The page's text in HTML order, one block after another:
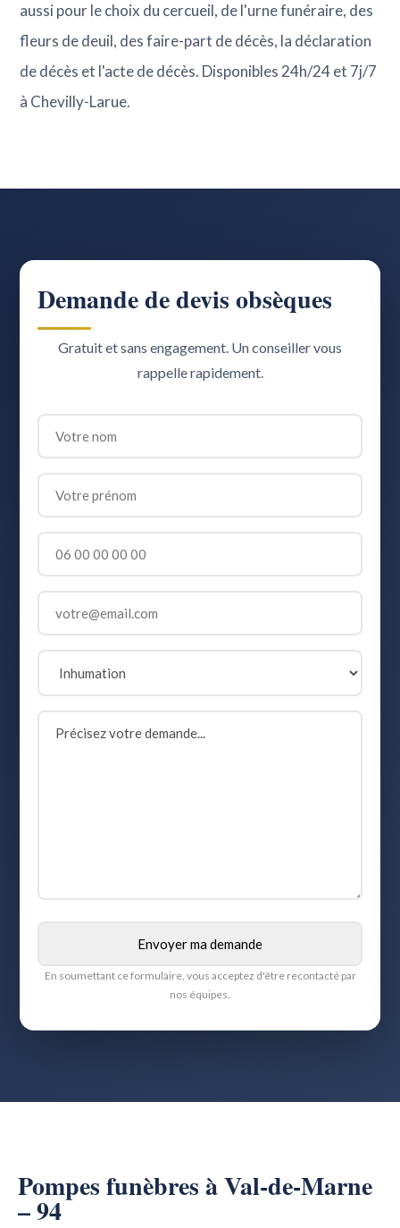
aussi pour le choix du cercueil, de l'urne funéraire, des
fleurs de deuil, des faire-part de décès, la déclaration
de décès et l'acte de décès. Disponibles 24h/24 et 7j/7
à Chevilly-Larue.
Demande de devis obsèques
Gratuit et sans engagement. Un conseiller vous
rappelle rapidement.
En soumettant ce formulaire, vous acceptez d'être recontacté par
nos équipes.
Pompes funèbres à Val-de-Marne
– 94